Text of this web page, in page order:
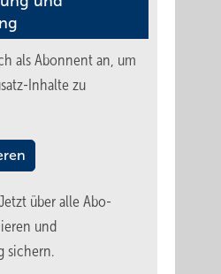
als Abonnent an, um
Inhalte zu
über alle Abo-
und
sichern.